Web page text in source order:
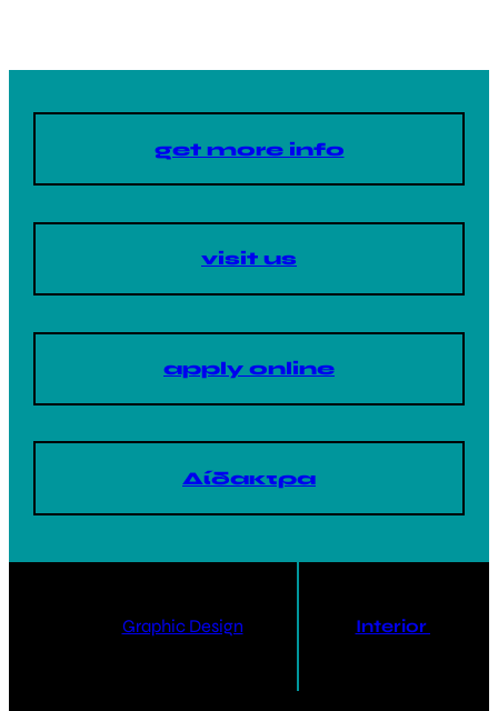
get more info
visit us
apply online
Δίδακτρα
Graphic Design Interior Design